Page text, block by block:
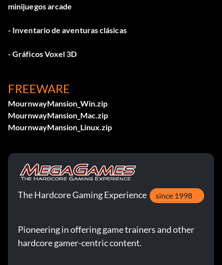
minijuegos arcade
- Inventario de aventuras clásicas
- Gráficos Voxel 3D
FREEWARE
MournwayMansion_Win.zip
MournwayMansion_Mac.zip
MournwayMansion_Linux.zip
The Hardcore Gaming Experience since 1998
Pioneering in offering game trainers and other
hardcore gamer-centric content.